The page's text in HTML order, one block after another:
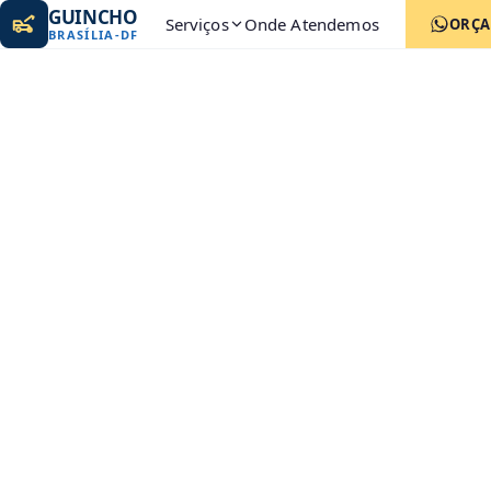
GUINCHO
BRASÍLIA-DF Serviços Onde Atendemos